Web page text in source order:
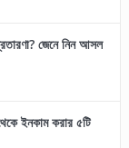
জেনে নিন আসল
ইনকাম করার ৫টি